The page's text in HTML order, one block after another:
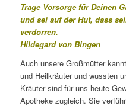
Trage Vorsorge für Deinen
und sei auf der Hut, dass
verdorren.
Hildegard von Bingen
Auch unsere Großmütter
und Heilkräuter und wussten
Kräuter sind für uns heute
Apotheke zugleich. Sie